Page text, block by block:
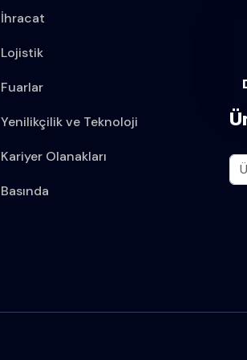
İhracat
Lojistik
Fuarlar
Yenilikçilik ve Teknoloji
Kariyer Olanakları
Basında